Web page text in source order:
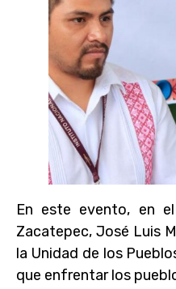
En este evento, en
Zacatepec, José Luis
la Unidad de los
que enfrentar los